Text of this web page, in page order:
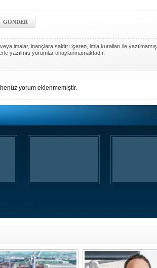
imalar, inançlara saldırı içeren, imla kuralları ile yazılmamış,
yazılmış yorumlar onaylanmamaktadır.
yorum eklenmemiştir.